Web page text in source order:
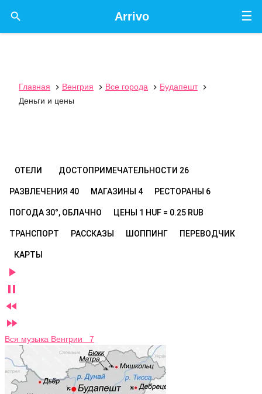
☰
Arrivo

Главная  Венгрия  Все города  Будапешт

Деньги и цены
ОТЕЛИ ДОСТОПРИМЕЧАТЕЛЬНОСТИ 26
РАЗВЛЕЧЕНИЯ 40 МАГАЗИНЫ 4 РЕСТОРАНЫ 6
ПОГОДА 30°, ОБЛАЧНО ЦЕНЫ 1 HUF = 0.25 RUB
ТРАНСПОРТ РАССКАЗЫ ШОППИНГ ПЕРЕВОДЧИК
КАРТЫ




Вся музыка Венгрии 7